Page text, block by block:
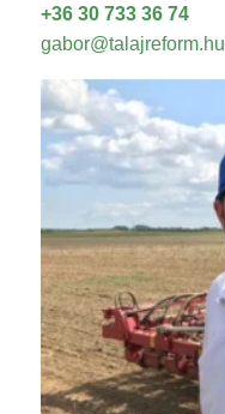
+36 30 733 36 74
gabor@talajreform.hu